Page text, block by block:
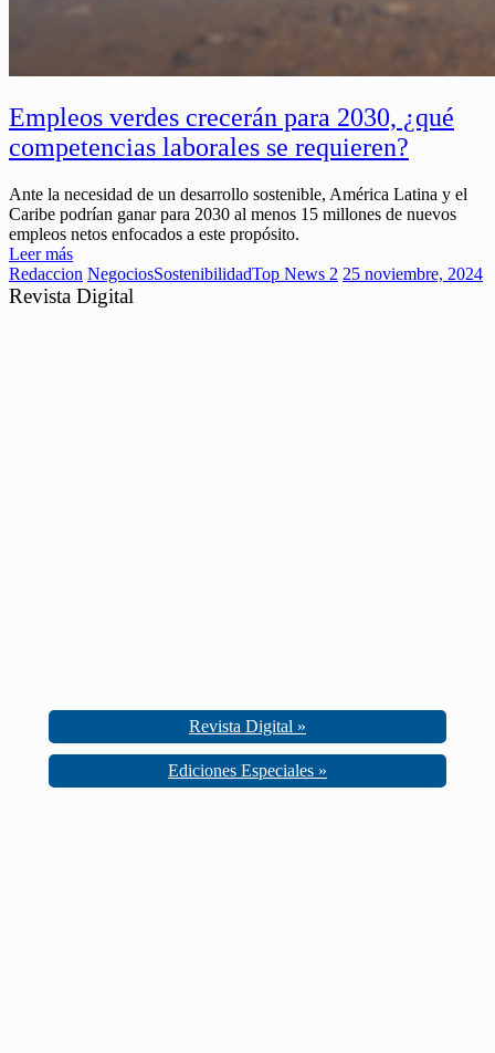
Empleos verdes crecerán para 2030, ¿qué
competencias laborales se requieren?
Ante la necesidad de un desarrollo sostenible, América Latina y el
Caribe podrían ganar para 2030 al menos 15 millones de nuevos
empleos netos enfocados a este propósito.
Leer más
Redaccion NegociosSostenibilidadTop News 2 25 noviembre, 2024
Revista Digital
Revista Digital »
Ediciones Especiales »